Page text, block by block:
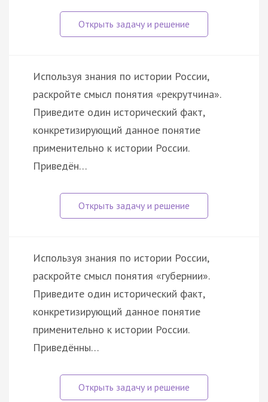
Используя знания по истории России,
раскройте смысл понятия «рекрутчина».
Приведите один исторический факт,
конкретизирующий данное понятие
применительно к истории России.
Приведён…
Используя знания по истории России,
раскройте смысл понятия «губернии».
Приведите один исторический факт,
конкретизирующий данное понятие
применительно к истории России.
Приведённы…